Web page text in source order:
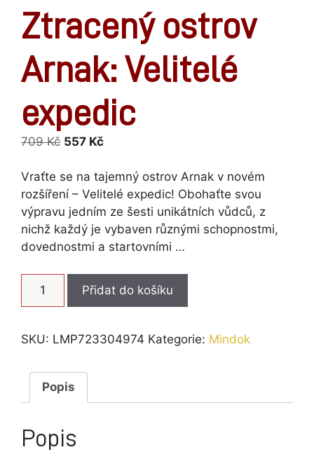
Ztracený ostrov
Arnak: Velitelé
expedic
709Kč Původní
byla:
709 Kč.
557 KčAktuální
je:
557 Kč.
Vraťte se na tajemný ostrov Arnak v novém
rozšíření – Velitelé expedic! Obohaťte svou
výpravu jedním ze šesti unikátních vůdců, z
nichž každý je vybaven různými schopnostmi,
dovednostmi a startovními …
ostrov
Velitelé
množství
Přidat do košíku
SKU: LMP723304974 Kategorie: Mindok
Popis
Popis